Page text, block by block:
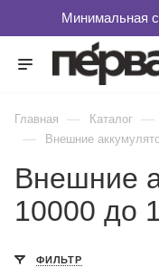
Главная — Каталог —
— Внешние
Внешние
10000 до
ФИЛЬТР